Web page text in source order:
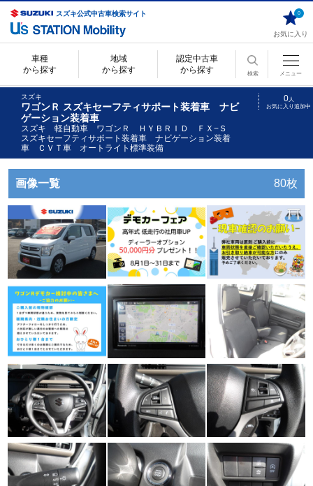
スズキ公式中古車検索サイト
お気に入り
0
車種
から探す
地域
から探す
認定中古車
から探す
検索 メニュー
スズキ
ワゴンＲ スズキセーフティサポート装着車 ナビ
ゲーション装着車
スズキ 軽自動車 ワゴンＲ ＨＹＢＲＩＤ ＦＸ−Ｓ
スズキセーフティサポート装着車 ナビゲーション装着
車 ＣＶＴ車 オートライト標準装備
0人
お気に入り追加中
画像一覧 80枚